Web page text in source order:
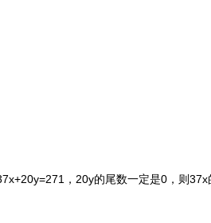
，20y的尾数一定是0，则37x